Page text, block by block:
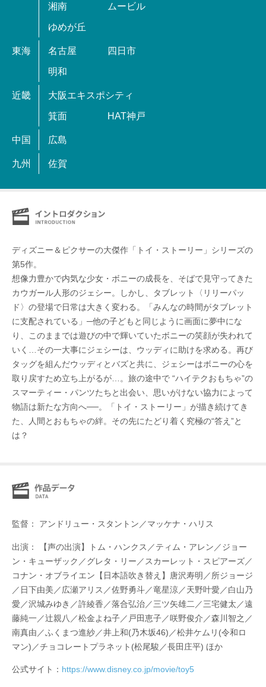
湘南 ムービル
ゆめが丘
東海 名古屋 四日市
明和
近畿 大阪エキスポシティ
箕面 HAT神戸
中国 広島
九州 佐賀
ディズニー＆ピクサーの大傑作「トイ・ストーリー」シリーズの
第5作。
想像力豊かで内気な少女・ボニーの成長を、そばで見守ってきた
カウガール人形のジェシー。しかし、タブレット〈リリーパッ
ド〉の登場で日常は大きく変わる。「みんなの時間がタブレット
に支配されている」─他の子どもと同じように画面に夢中にな
り、このままでは遊びの中で輝いていたボニーの笑顔が失われて
いく…その一大事にジェシーは、ウッディに助けを求める。再び
タッグを組んだウッディとバズと共に、ジェシーはボニーの心を
取り戻すため立ち上がるが…。旅の途中で “ハイテクおもちゃ”の
スマーティー・パンツたちと出会い、思いがけない協力によって
物語は新たな方向へ──。「トイ・ストーリー」が描き続けてき
た、人間とおもちゃの絆。その先にたどり着く究極の“答え”と
は？
監督： アンドリュー・スタントン／マッケナ・ハリス
出演： 【声の出演】トム・ハンクス／ティム・アレン／ジョー
ン・キューザック／グレタ・リー／スカーレット・スピアーズ／
コナン・オブライエン【日本語吹き替え】唐沢寿明／所ジョージ
／日下由美／広瀬アリス／佐野勇斗／竜星涼／天野叶愛／白山乃
愛／沢城みゆき／許綾香／落合弘治／三ツ矢雄二／三宅健太／遠
藤純一／辻親八／松金よね子／戸田恵子／咲野俊介／森川智之／
南真由／ふくまつ進紗／井上和(乃木坂46)／松井ケムリ(令和ロ
マン)／チョコレートプラネット(松尾駿／長田庄平) ほか
公式サイト： https://www.disney.co.jp/movie/toy5